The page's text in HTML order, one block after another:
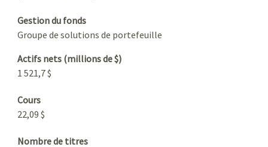
Gestion du fonds
Groupe de solutions de portefeuille
Actifs nets (millions de $)
1 521,7 $
Cours
22,09 $
Nombre de titres